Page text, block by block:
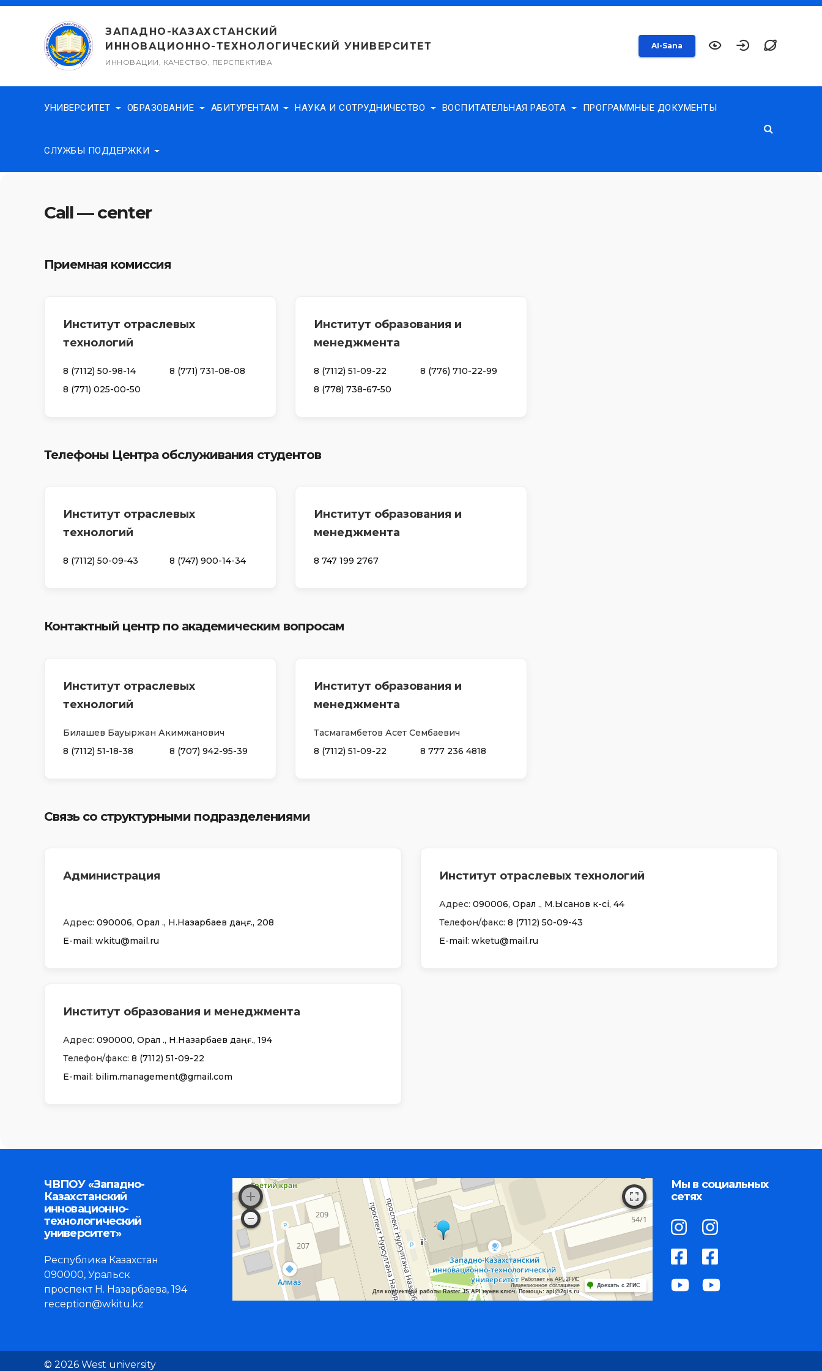
Перейти
содержимому
ЗАПАДНО-КАЗАХСТАНСКИЙ
ИННОВАЦИОННО-ТЕХНОЛОГИЧЕСКИЙ УНИВЕРСИТЕТ
ИННОВАЦИИ, КАЧЕСТВО, ПЕРСПЕКТИВА
AI-Sana
УНИВЕРСИТЕТ ОБРАЗОВАНИЕ АБИТУРЕНТАМ НАУКА И СОТРУДНИЧЕСТВО ВОСПИТАТЕЛЬНАЯ РАБОТА ПРОГРАММНЫЕ ДОКУМЕНТЫ
СЛУЖБЫ ПОДДЕРЖКИ
Call — center
Приемная комиссия
Институт отраслевых
технологий
8 (7112) 50-98-14
8 (771) 731-08-08
8 (771) 025-00-50
Институт образования и
менеджмента
8 (7112) 51-09-22
8 (776) 710-22-99
8 (778) 738-67-50
Телефоны Центра обслуживания студентов
Институт отраслевых
технологий
8 (7112) 50-09-43 8 (747) 900-14-34
Институт образования и
менеджмента
8 747 199 2767
Контактный центр по академическим вопросам
Институт отраслевых
технологий
Билашев Бауыржан Акимжанович
8 (7112) 51-18-38
8 (707) 942-95-39
Институт образования и
менеджмента
Тасмагамбетов Асет Сембаевич
8 (7112) 51-09-22
8 777 236 4818
Связь со структурными подразделениями
Администрация
Адрес: 090006, Орал қ., Н.Назарбаев даңғ., 208
Е-mail: wkitu@mail.ru
Институт отраслевых технологий
Адрес: 090006, Орал қ., М.Ықсанов к-сі, 44
Телефон/факс: 8 (7112) 50-09-43
Е-mail: wketu@mail.ru
Институт образования и менеджмента
Адрес: 090000, Орал қ., Н.Назарбаев даңғ., 194
Телефон/факс: 8 (7112) 51-09-22
Е-mail: bilim.management@gmail.com
ЧВПОУ «Западно-
Казахстанский
инновационно-
технологический
университет»
Республика Казахстан
090000, Уральск
проспект Н. Назарбаева, 194
reception@wkitu.kz
Работает на API 2ГИС
Лицензионное соглашение
Для корректной работы Raster JS API нужен ключ. Помощь: api@2gis.ru
Доехать с 2ГИС
Мы в социальных
сетях
© 2026 West university